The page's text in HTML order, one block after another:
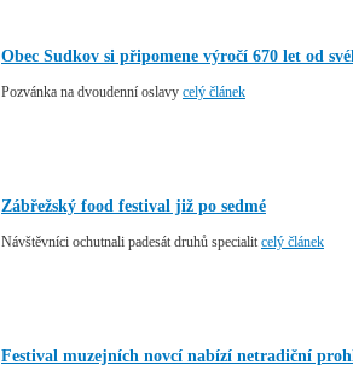
Obec Sudkov si připomene výročí 670 let od
Pozvánka na dvoudenní oslavy celý článek
Zábřežský food festival již po sedmé
Návštěvníci ochutnali padesát druhů specialit celý článek
Festival muzejních novcí nabízí netradiční